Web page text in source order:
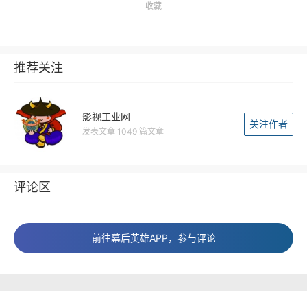
收藏
推荐关注
影视工业网
发表文章 1049 篇文章
关注作者
评论区
前往幕后英雄APP，参与评论